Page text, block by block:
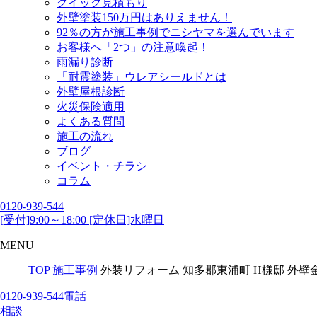
外壁塗装150万円はありえません！
92％の方が施工事例でニシヤマを選んでいます
お客様へ「2つ」の注意喚起！
雨漏り診断
「耐震塗装」ウレアシールドとは
外壁屋根診断
火災保険適用
よくある質問
施工の流れ
ブログ
イベント・チラシ
コラム
0120-939-544
[受付]9:00～18:00 [定休日]水曜日
MENU
TOP 施工事例 外装リフォーム 知多郡東浦町 H様邸 外壁
0120-939-544電話
相談